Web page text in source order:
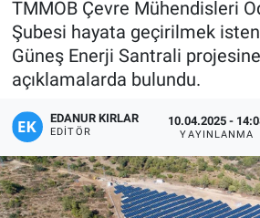
TMMOB Çevre Mühendisleri
Şubesi hayata geçirilmek
Güneş Enerji Santrali
açıklamalarda bulundu.
EDANUR KIRLAR
EDITÖR
10.04.2025 -
YAYINLANMA